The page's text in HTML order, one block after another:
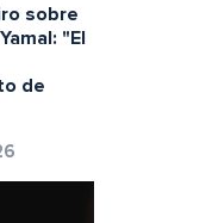
sobre
"El
de